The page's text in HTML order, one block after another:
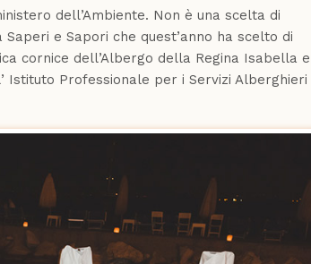
dell’Ambiente. Non è una scelta di
e Sapori che quest’anno ha scelto di
cornice dell’Albergo della Regina Isabella e
Professionale per i Servizi Alberghieri